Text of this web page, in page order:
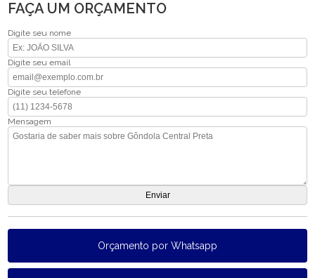
FAÇA UM ORÇAMENTO
Digite seu nome
Digite seu email
Digite seu telefone
Mensagem
Orçamento por Whatsapp